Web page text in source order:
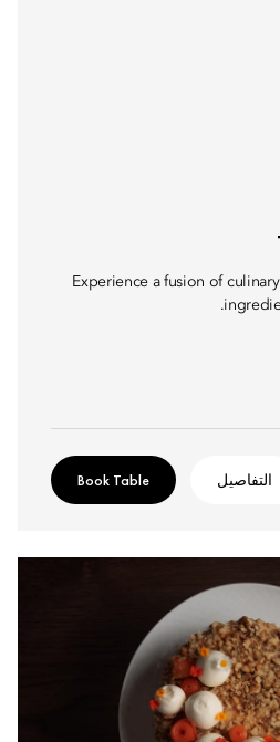
Experience a fusion of
التفاصيل Book Table